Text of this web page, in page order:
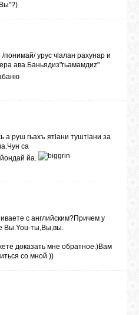
/понимай/ урус чlалан рахунар и
ава.Баньядиз"гьамамдиz"
а руш гьахъ ятlани туштlани за
са
йа.
с английским?Причем у
Вы.You-ты,Вы,вы.
доказать мне обратное.)Вам
со мной ))